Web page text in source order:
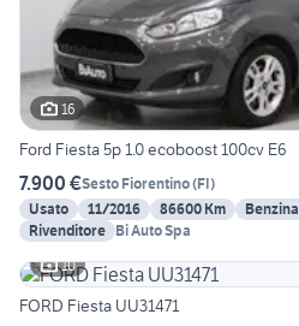
16
Ford Fiesta 5p 1.0 ecoboost 100cv E6
7.900 €Sesto Fiorentino(FI)
Usato
11/2016 86600 Km Benzina
Rivenditore Bi Auto Spa
10
FORD Fiesta UU31471